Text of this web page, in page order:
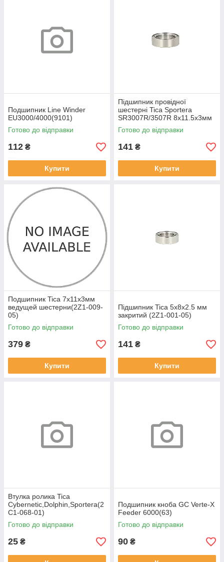
Подшипник Line Winder
EU3000/4000(9101)
Готово до відправки
112 ₴
Купити
Підшипник провідної
шестерні Tica Sportera
SR3007R/3507R 8x11.5x3мм
(2Z1-010-05)
Готово до відправки
141 ₴
Купити
Подшипник Tica 7x11x3мм
ведущей шестерни(2Z1-009-
05)
Готово до відправки
379 ₴
Купити
Підшипник Tica 5x8x2.5 мм
закритий (2Z1-001-05)
Готово до відправки
141 ₴
Купити
Втулка ролика Tica
Cybernetic,Dolphin,Sportera(2
С1-068-01)
Готово до відправки
25 ₴
Подшипник кноба GC Verte-X
Feeder 6000(63)
Готово до відправки
90 ₴